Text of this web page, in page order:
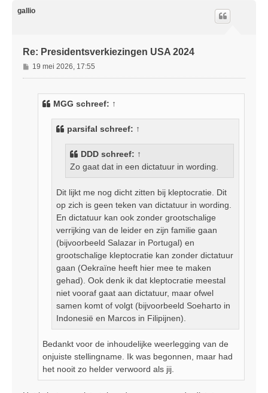
gallio
Re: Presidentsverkiezingen USA 2024
B
e
19 mei 2026, 17:55
MGG schreef: ↑
parsifal schreef: ↑
DDD schreef: ↑
Zo gaat dat in een dictatuur in wording.
Dit lijkt me nog dicht zitten bij kleptocratie. Dit
op zich is geen teken van dictatuur in wording.
En dictatuur kan ook zonder grootschalige
verrijking van de leider en zijn familie gaan
(bijvoorbeeld Salazar in Portugal) en
grootschalige kleptocratie kan zonder dictatuur
gaan (Oekraïne heeft hier mee te maken
gehad). Ook denk ik dat kleptocratie meestal
niet vooraf gaat aan dictatuur, maar ofwel
samen komt of volgt (bijvoorbeeld Soeharto in
Indonesië en Marcos in Filipijnen).
Bedankt voor de inhoudelijke weerlegging van de
onjuiste stellingname. Ik was begonnen, maar had
het nooit zo helder verwoord als jij.